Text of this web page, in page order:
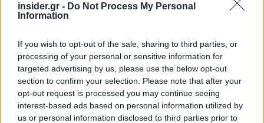
insider.gr - Do Not Process My Personal
Information
If you wish to opt-out of the sale, sharing to third parties, or
processing of your personal or sensitive information for
targeted advertising by us, please use the below opt-out
section to confirm your selection. Please note that after your
opt-out request is processed you may continue seeing
interest-based ads based on personal information utilized by
us or personal information disclosed to third parties prior to